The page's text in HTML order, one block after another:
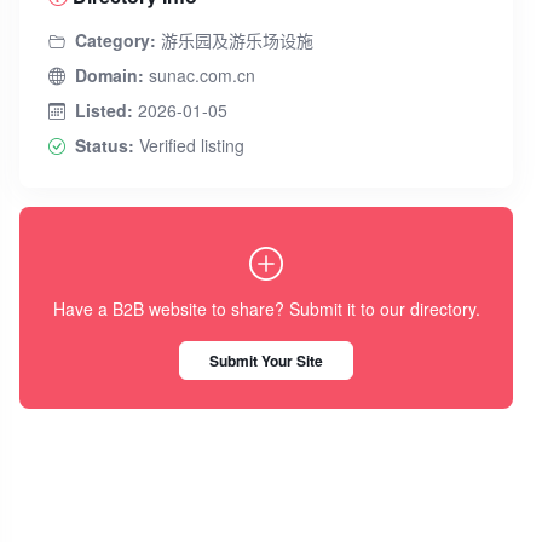
Category: 游乐园及游乐场设施
Domain: sunac.com.cn
Listed: 2026-01-05
Status: Verified listing
Have a B2B website to share? Submit it to our directory.
Submit Your Site